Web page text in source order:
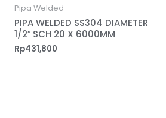
Pipa Welded
PIPA WELDED SS304 DIAMETER
1/2″ SCH 20 X 6000MM
Rp431,800